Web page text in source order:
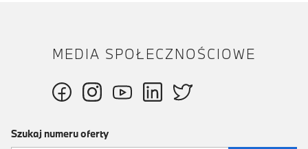
MEDIA SPOŁECZNOŚCIOWE
Szukaj numeru oferty